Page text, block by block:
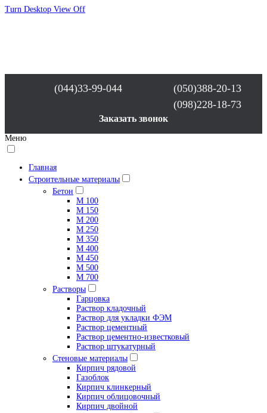
Turn Desktop View Off
(044)33-99-044
(050)388-20-13
(098)228-18-73
Заказать звонок
Меню
Главная
Строительные материалы
Бетон
М 100
М 150
М 200
М 250
М 350
М 400
М 450
М 500
М 700
Растворы
Гарцовка
Раствор кладочный
Раствор для укладки ФЭМ
Раствор цементный
Раствор цементно-известковый
Раствор штукатурный
Стеновые материалы
Кирпич рядовой
Газоблок
Кирпич клинкерный
Кирпич облицовочный
Кирпич двойной